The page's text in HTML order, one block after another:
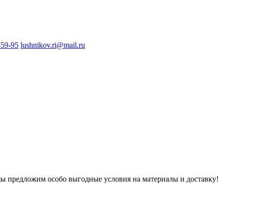
95 lushnikov.ri@mail.ru
предложим особо выгодные условия на материалы и доставку!